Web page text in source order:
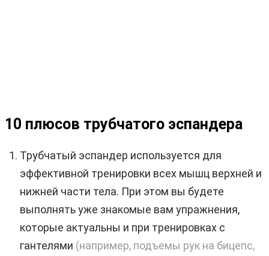
10 плюсов трубчатого эспандера
Трубчатый эспандер используется для
эффективной тренировки всех мышц верхней и
нижней части тела. При этом вы будете
выполнять уже знакомые вам упражнения,
которые актуальны и при тренировках с
гантелями (например, подъемы рук на бицепс,